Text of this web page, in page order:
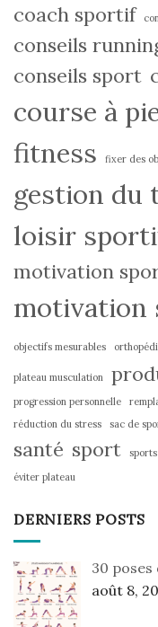
coach sportif
conseils
conseils sport
course à
fitness fixer des
gestion du
loisir
motivation
motivation
objectifs mesurables
plateau musculation
progression personnelle
réduction du stress
sac de
santé sport
éviter plateau
DERNIERS POSTS
30
août 8,